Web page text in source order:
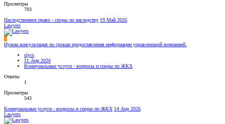
Просмотры
703
Наследственное право - споры по наследству 19 Май 2026
Lawyers
S
Нужна консультация по срокам предоставления информации управляющей компанией.
slycs
11 Апр 2026
Коммунальные услуги - вопросы и споры по ЖКХ
Ответы
1
Просмотры
543
Коммунальные услуги - вопросы и споры по ЖКХ 14 Апр 2026
Lawyers